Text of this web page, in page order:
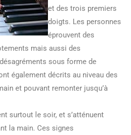
et des trois premiers
doigts. Les personnes
éprouvent des
mais aussi des
sous forme de
également décrits au niveau des
et pouvant remonter jusqu’à
surtout le soir, et s’atténuent
la main. Ces signes